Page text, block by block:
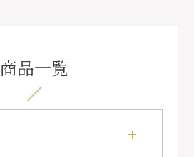
商品一覧